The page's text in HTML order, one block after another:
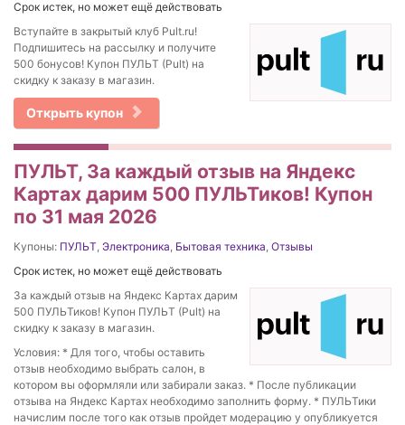
Срок истек, но может ещё действовать
Вступайте в закрытый клуб Pult.ru!
Подпишитесь на рассылку и получите
500 бонусов! Купон ПУЛЬТ (Pult) на
скидку к заказу в магазин.
Открыть купон
ПУЛЬТ, За каждый отзыв на Яндекс
Картах дарим 500 ПУЛЬТиков! Купон
по 31 мая 2026
Купоны: ПУЛЬТ Электроника Бытовая техника Отзывы
Срок истек, но может ещё действовать
За каждый отзыв на Яндекс Картах дарим
500 ПУЛЬТиков! Купон ПУЛЬТ (Pult) на
скидку к заказу в магазин.
Условия: * Для того, чтобы оставить
отзыв необходимо выбрать салон, в
котором вы оформляли или забирали заказ. * После публикации
отзыва на Яндекс Картах необходимо заполнить форму. * ПУЛЬТики
начислим после того как отзыв пройдет модерацию у опубликуется